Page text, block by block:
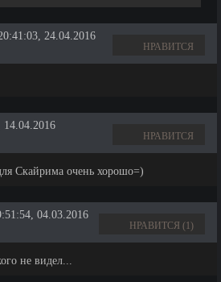
24.04.2016
НРАВИТСЯ
14.04.2016
НРАВИТСЯ
Скайрима очень хорошо=)
04.03.2016
НРАВИТСЯ (1)
не видел...